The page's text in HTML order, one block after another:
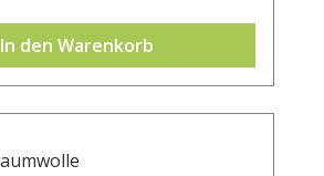
In den Warenkorb